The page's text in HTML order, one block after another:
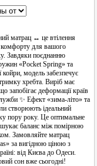
матрац ↔ це втілення
комфорту для вашого
Завдяки поєднанню
«Pocket Spring» та
койри, модель забезпечує
хребта. Виріб має
запобігає деформації країв
✨ Ефект «зима-літо» та
створюють ідеальний
пору року. Це оптимальне
баланс між помірною
Замовляйте матрац
за вигідною ціною з
від Києва до Одеси.
сон вже сьогодні!